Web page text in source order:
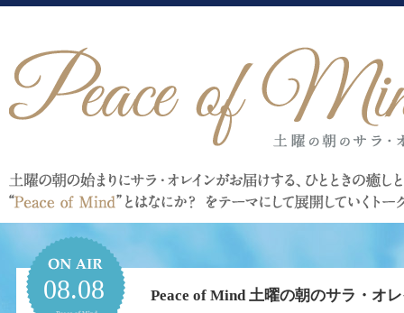
08.08 Peace of Mind 土曜の朝のサラ・オ